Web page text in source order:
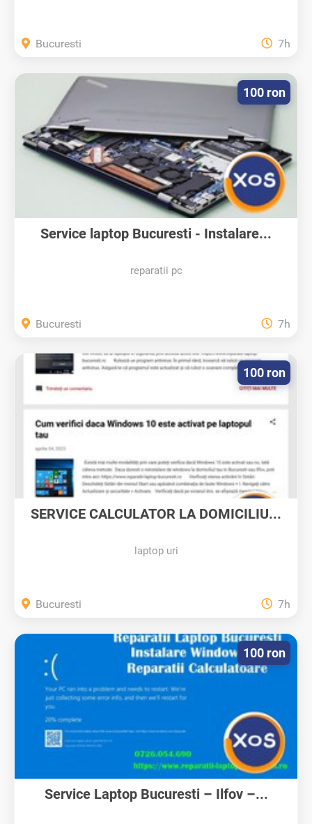
Bucuresti 7h
Service laptop Bucuresti - Instalare...
reparatii pc
100 ron
Bucuresti 7h
SERVICE CALCULATOR LA DOMICILIU...
laptop uri
100 ron
Bucuresti 7h
Service Laptop Bucuresti – Ilfov –...
100 ron